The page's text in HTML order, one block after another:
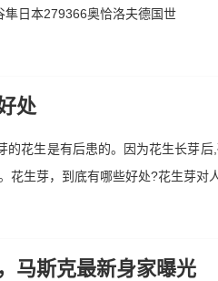
日本279366奥恰洛夫德国世
处
的花生是有后患的。因为花生长芽
花生芽，到底有哪些好处?花生芽对
马斯克最新身家曝光